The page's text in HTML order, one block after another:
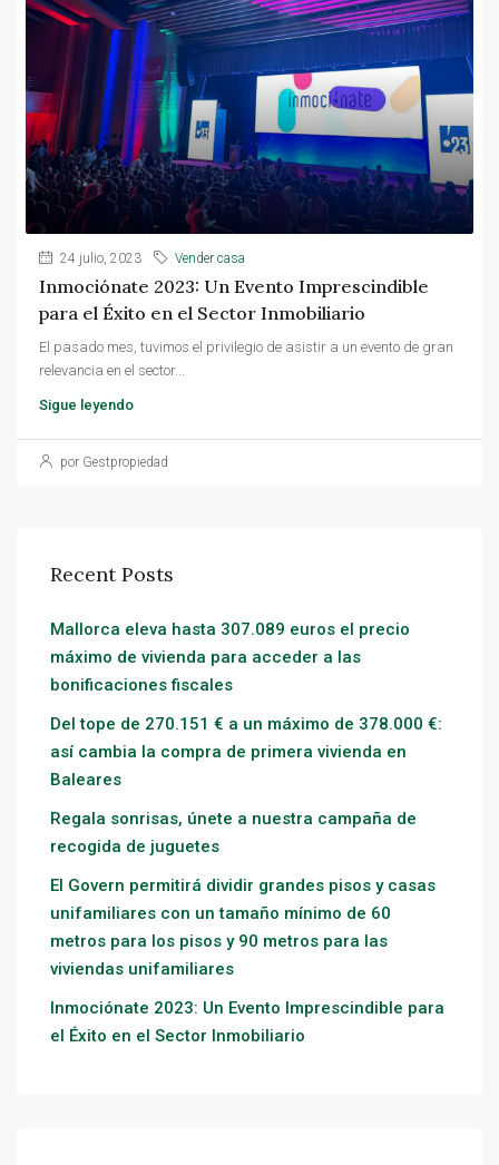
24 julio, 2023 Vender casa
Inmociónate 2023: Un Evento Imprescindible
para el Éxito en el Sector Inmobiliario
El pasado mes, tuvimos el privilegio de asistir a un evento de gran
relevancia en el sector...
Sigue leyendo
por Gestpropiedad
Recent Posts
Mallorca eleva hasta 307.089 euros el precio
máximo de vivienda para acceder a las
bonificaciones fiscales
Del tope de 270.151 € a un máximo de 378.000 €:
así cambia la compra de primera vivienda en
Baleares
Regala sonrisas, únete a nuestra campaña de
recogida de juguetes
El Govern permitirá dividir grandes pisos y casas
unifamiliares con un tamaño mínimo de 60
metros para los pisos y 90 metros para las
viviendas unifamiliares
Inmociónate 2023: Un Evento Imprescindible para
el Éxito en el Sector Inmobiliario